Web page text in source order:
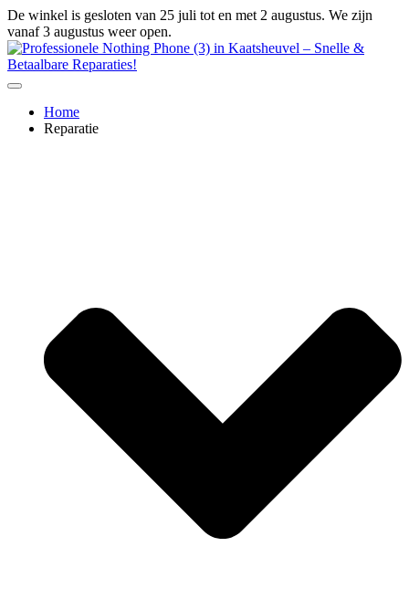
Ga
naar
de
inhoud
De winkel is gesloten van 25 juli tot en met 2 augustus. We zijn
vanaf 3 augustus weer open.
Home
Reparatie